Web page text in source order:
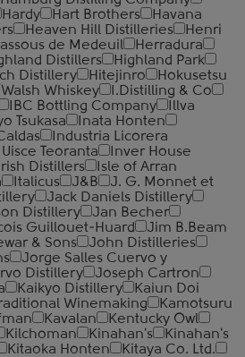
Hardy Hart Brothers
Havana
Heaven Hill Distilleries
Henri
de Medeuil
Herradura
Distillers
Highland Park
Distillery Hitejinro
Hokusetsu
Whiskey
I.Distilling & Co
IBC Bottling Company
Illva
Tsukasa
Inata Honten
Industria Licorera
Uisce Teoranta
Inver House
Irish Distillers
Isle of Arran
Italicus J&B
J. G. Monnet et
Jack Daniels Distillery
Distillery
Jan Becher
Guillouet-Huard
Jim B.Beam
& Sons
John Distilleries
Jorge Salles Cuervo y
Distillery
Joseph Cartron
Kaikyo Distillery
Kaiun Doi
Winemaking
Kamotsuru
Kavalan
Kentucky Owl
Kilchoman Kinahan's
Kinahan's
Kitaoka Honten
Kitaya Co. Ltd.